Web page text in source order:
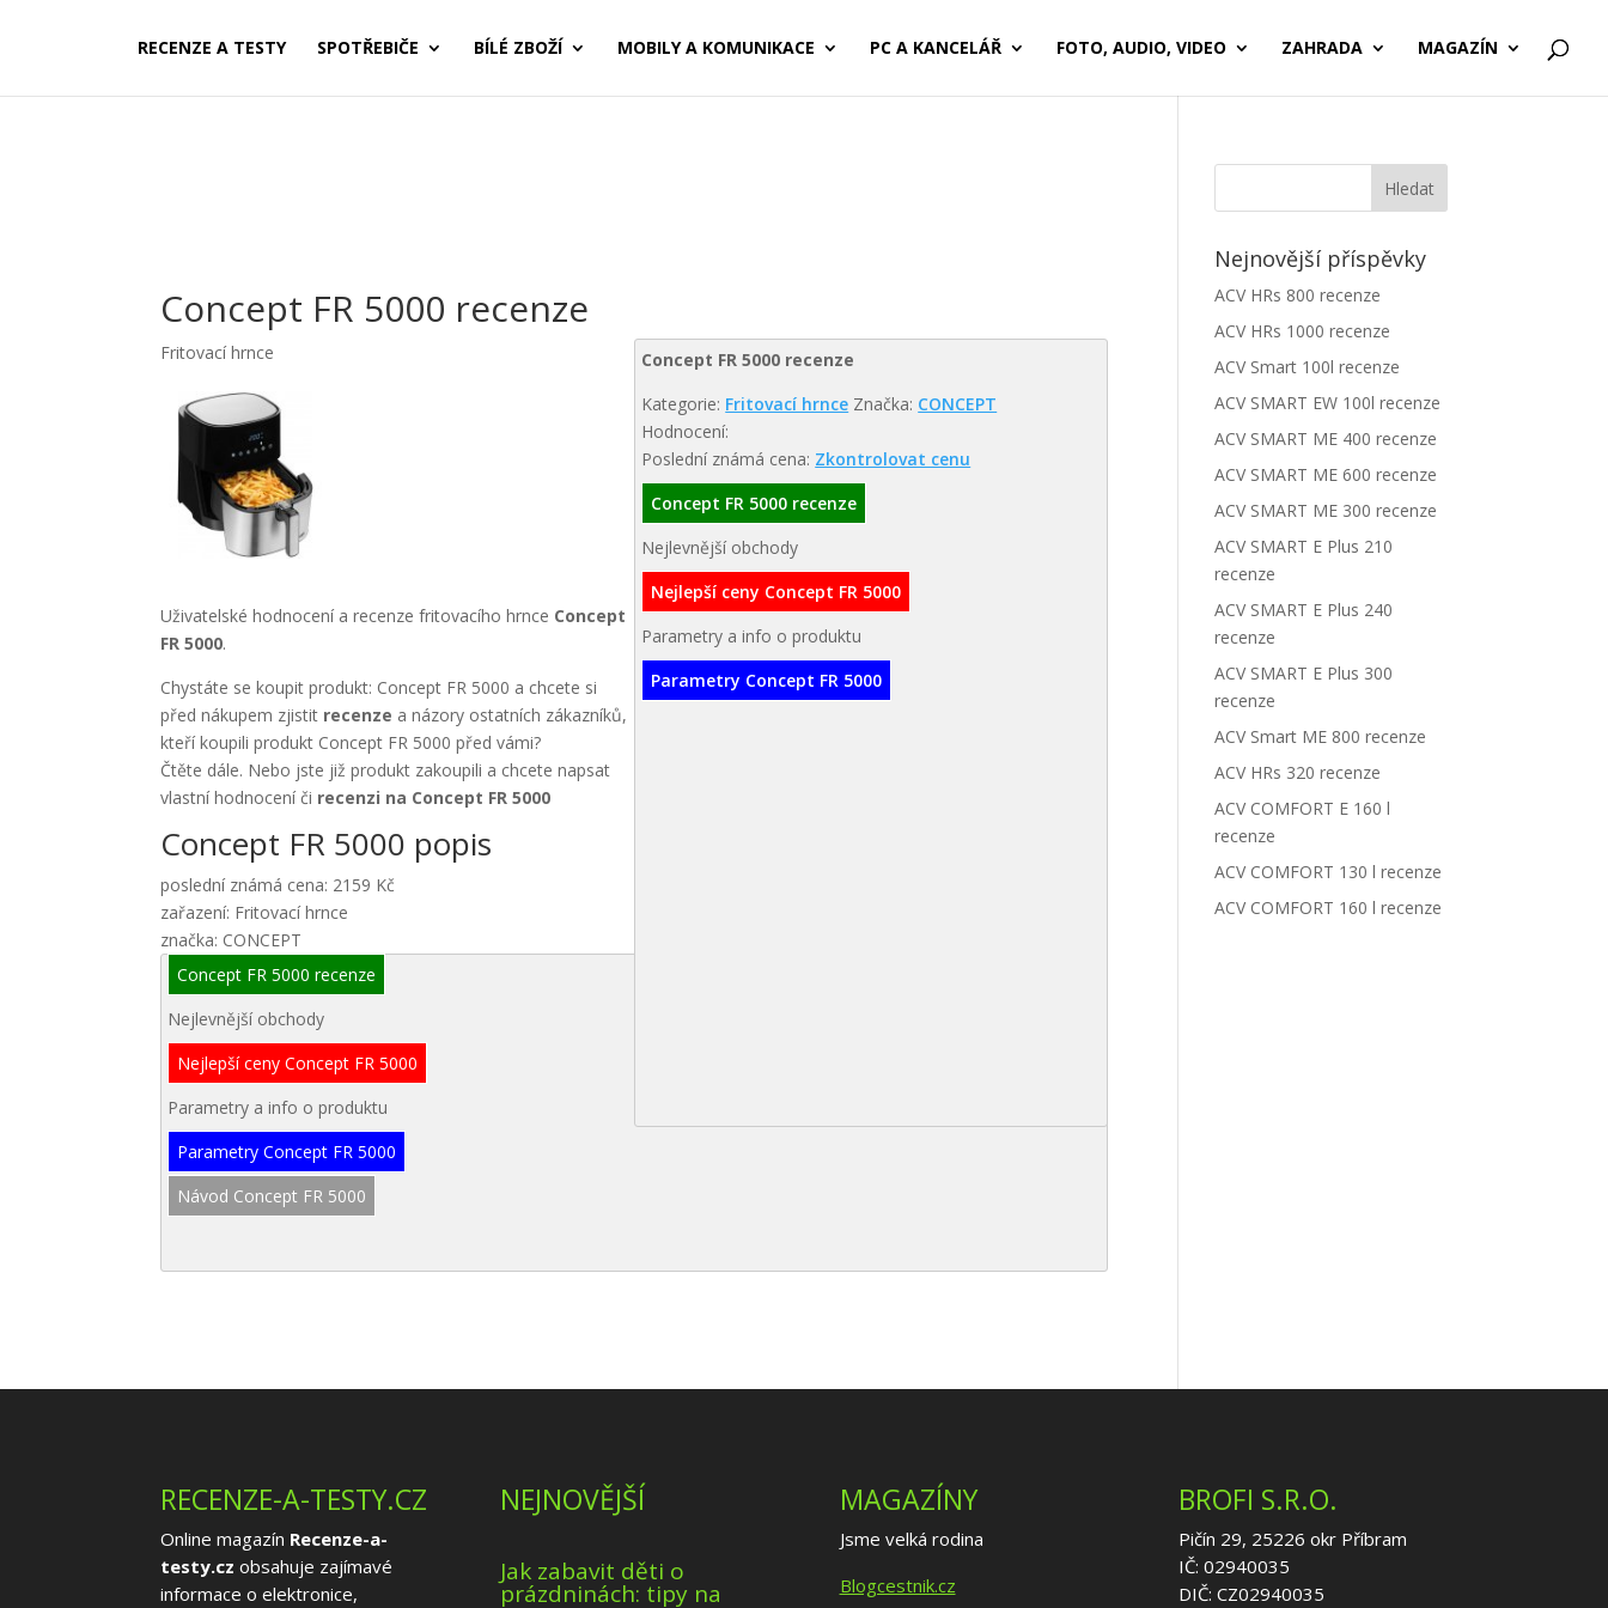
RECENZE A TESTY SPOTŘEBIČE BÍLÉ ZBOŽÍ MOBILY A KOMUNIKACE PC A KANCELÁŘ FOTO, AUDIO, VIDEO ZAHRADA MAGAZÍN
Concept FR 5000 recenze
Concept FR 5000 recenze
Kategorie: Fritovací hrnce Značka: CONCEPT
Hodnocení:
Poslední známá cena: Zkontrolovat cenu
Concept FR 5000 recenze
Nejlevnější obchody
Nejlepší ceny Concept FR 5000
Parametry a info o produktu
Parametry Concept FR 5000
Fritovací hrnce
Uživatelské hodnocení a recenze fritovacího hrnce Concept
FR 5000.
Chystáte se koupit produkt: Concept FR 5000 a chcete si
před nákupem zjistit recenze a názory ostatních zákazníků,
kteří koupili produkt Concept FR 5000 před vámi?
Čtěte dále. Nebo jste již produkt zakoupili a chcete napsat
vlastní hodnocení či recenzi na Concept FR 5000
Concept FR 5000 popis
poslední známá cena: 2159 Kč
zařazení: Fritovací hrnce
značka: CONCEPT
Concept FR 5000 recenze
Nejlevnější obchody
Nejlepší ceny Concept FR 5000
Parametry a info o produktu
Parametry Concept FR 5000
Návod Concept FR 5000
Nejnovější příspěvky
ACV HRs 800 recenze
ACV HRs 1000 recenze
ACV Smart 100l recenze
ACV SMART EW 100l recenze
ACV SMART ME 400 recenze
ACV SMART ME 600 recenze
ACV SMART ME 300 recenze
ACV SMART E Plus 210
recenze
ACV SMART E Plus 240
recenze
ACV SMART E Plus 300
recenze
ACV Smart ME 800 recenze
ACV HRs 320 recenze
ACV COMFORT E 160 l
recenze
ACV COMFORT 130 l recenze
ACV COMFORT 160 l recenze
RECENZE-A-TESTY.CZ
Online magazín Recenze-a-
testy.cz obsahuje zajímavé
informace o elektronice,
NEJNOVĚJŠÍ
Jak zabavit děti o
prázdninách: tipy na
MAGAZÍNY
Jsme velká rodina
Blogcestnik.cz
BROFI S.R.O.
Pičín 29, 25226 okr Příbram
IČ: 02940035
DIČ: CZ02940035